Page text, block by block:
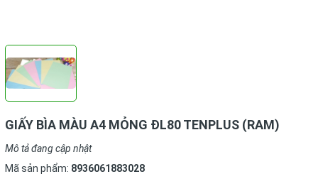
GIẤY BÌA MÀU A4 MỎNG ĐL80 TENPLUS (RAM)
Mô tả đang cập nhật
Mã sản phẩm: 8936061883028